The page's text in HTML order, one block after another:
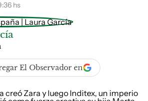
hs
El Observador en